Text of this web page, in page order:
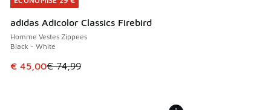
adidas Adicolor Classics Firebird
Homme Vestes Zippees
Black - White
Cet article est en promotion. Prix en baisse de € 74,99 à
€ 45,00€ 74,99